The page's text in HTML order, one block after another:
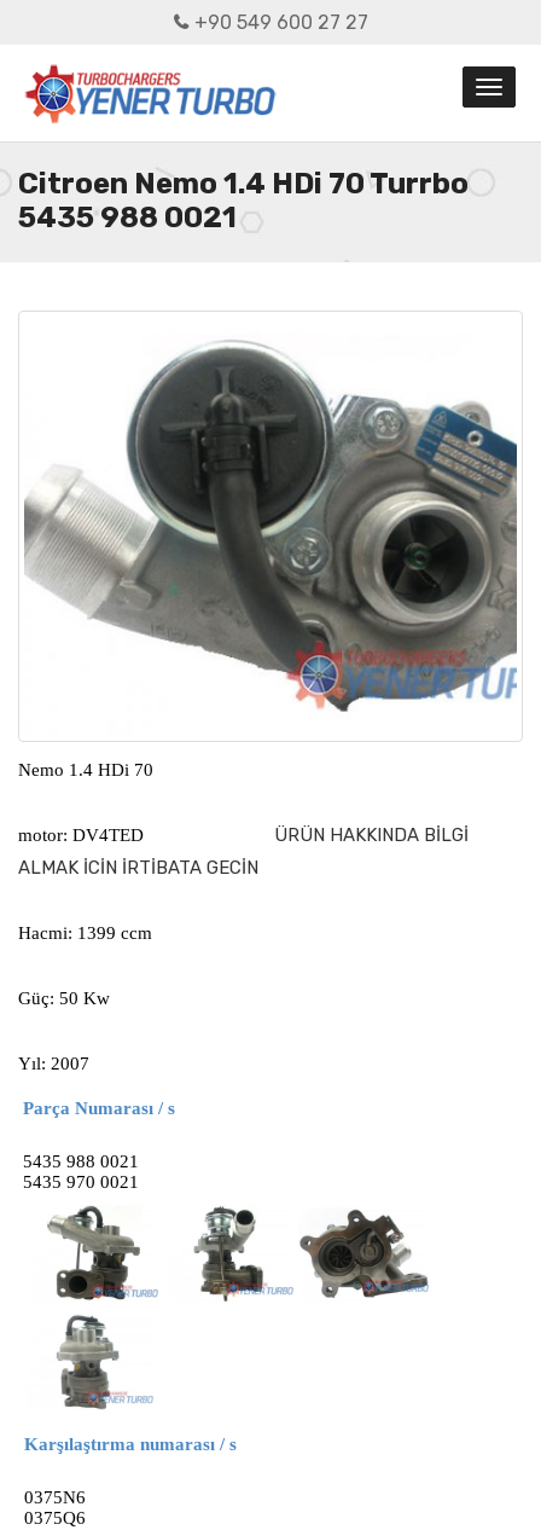
+90 549 600 27 27
Citroen Nemo 1.4 HDi 70 Turrbo
5435 988 0021
Nemo 1.4 HDi 70
motor: DV4TED ÜRÜN HAKKINDA BİLGİ
ALMAK İCİN İRTİBATA GECİN
Hacmi: 1399 ccm
Güç: 50 Kw
Yıl: 2007
Parça Numarası / s
5435 988 0021
5435 970 0021
Karşılaştırma numarası / s
0375N6
0375Q6